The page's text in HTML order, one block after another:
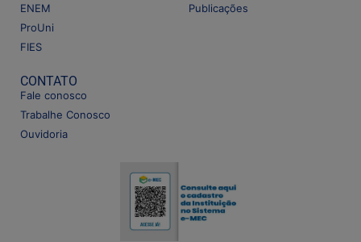
ENEM
ProUni
FIES
Publicações
CONTATO
Fale conosco
Trabalhe Conosco
Ouvidoria